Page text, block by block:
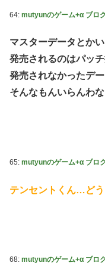
64: mutyunのゲーム+α ブロ
マスターデータとか
発売されるのはパッ
発売されなかったデ
そんなもんいらんわな
65: mutyunのゲーム+α ブロ
テンセントくん…ど
68: mutyunのゲーム+α ブロ